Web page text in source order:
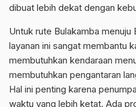
dibuat lebih dekat dengan
Untuk rute Bulakamba menuju
layanan ini sangat membantu
membutuhkan kendaraan
membutuhkan pengantaran
Hal ini penting karena
waktu yang lebih ketat. Ada